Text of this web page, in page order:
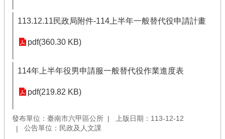
113.12.11民政局附件-114上半年一般替代役申請計畫
pdf(360.30 KB)
114年上半年役男申請服一般替代役作業進度表
pdf(219.82 KB)
發布單位：臺南市六甲區公所
上版日期：113-12-12
公告單位：民政及人文課